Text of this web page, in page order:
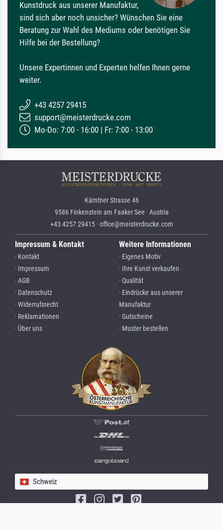
Kunstdruck aus unserer Manufaktur,
sind sich aber noch unsicher? Wünschen Sie eine
Beratung zur Wahl des Mediums oder benötigen Sie
Hilfe bei der Bestellung?
Unsere Expertinnen und Experten helfen Ihnen gerne
weiter.
+43 4257 29415
support@meisterdrucke.com
Mo-Do: 7:00 - 16:00 | Fr: 7:00 - 13:00
Kärntner Strasse 46
9586 Finkenstein am Faaker See · Austria
+43 4257 29415 · office@meisterdrucke.com
Impressum & Kontakt
· Kontakt
· Impressum
· AGB
· Datenschutz
· Widerrufsrecht
· Reklamationen
· Über uns
Weitere Informationen
· Eigenes Motiv
· Ihre Kunst verkaufen
· Qualität
· Eindrücke aus unserer
Manufaktur
· Gutscheine
· Muster bestellen
Schweiz